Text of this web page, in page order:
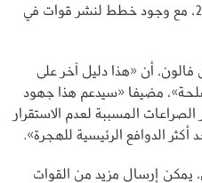
عمليات حفظ السلام في عام 2016، مع وجود خطط لنشر قوات في
فالون، أن «هذا دليل آخر على
مضيفا «سيدعم هذا جهود
المسببة لعدم الاستقرار
الدوافع الرئيسية للهجرة».
يمكن إرسال مزيد من القوات